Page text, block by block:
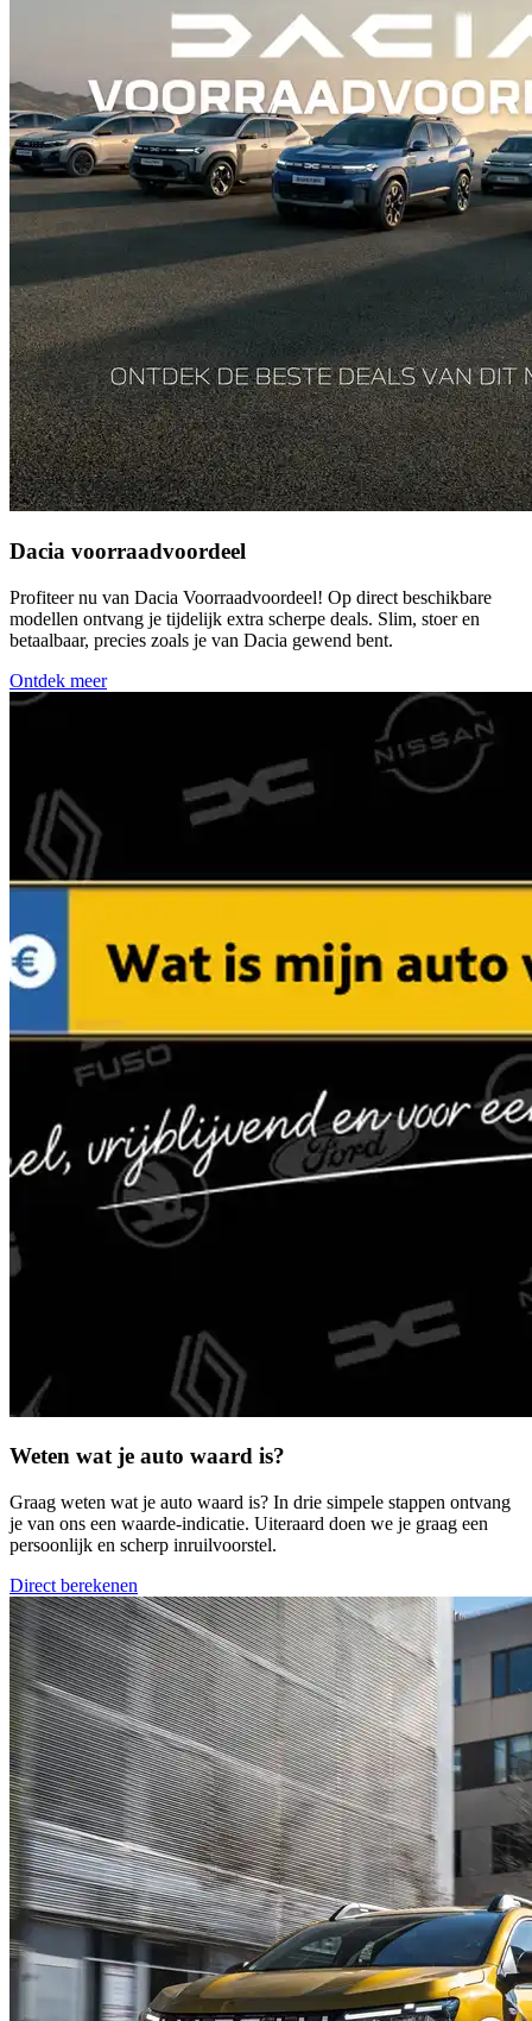
Dacia voorraadvoordeel
Profiteer nu van Dacia Voorraadvoordeel! Op direct beschikbare
modellen ontvang je tijdelijk extra scherpe deals. Slim, stoer en
betaalbaar, precies zoals je van Dacia gewend bent.
Ontdek meer
Weten wat je auto waard is?
Graag weten wat je auto waard is? In drie simpele stappen ontvang
je van ons een waarde-indicatie. Uiteraard doen we je graag een
persoonlijk en scherp inruilvoorstel.
Direct berekenen